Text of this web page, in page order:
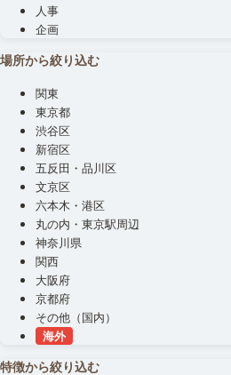
人事
企画
場所から絞り込む
関東
東京都
渋谷区
新宿区
五反田・品川区
文京区
六本木・港区
丸の内・東京駅周辺
神奈川県
関西
大阪府
京都府
その他（国内）
海外
特徴から絞り込む